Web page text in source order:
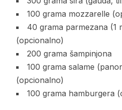
100 grama mozzarelle
40 grama parmezana (1
(opcionalno)
200 grama šampinjona
100 grama salame
(opcionalno)
100 grama hamburgera